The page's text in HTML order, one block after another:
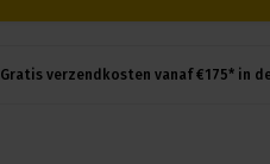
Gratis verzendkosten vanaf €175* in